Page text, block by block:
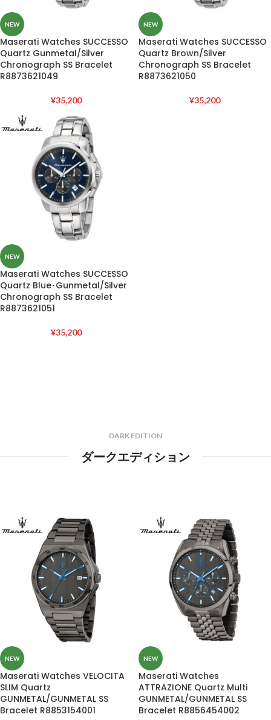
NEW
Maserati Watches SUCCESSO
Quartz Gunmetal/Silver
Chronograph SS Bracelet
R8873621049
¥35,200
NEW
Maserati Watches SUCCESSO
Quartz Brown/Silver
Chronograph SS Bracelet
R8873621050
¥35,200
NEW
Maserati Watches SUCCESSO
Quartz Blue･Gunmetal/Silver
Chronograph SS Bracelet
R8873621051
¥35,200
DARK EDITION
ダークエディション
NEW
Maserati Watches VELOCITA
SLIM Quartz
GUNMETAL/GUNMETAL SS
Bracelet R8853154001
NEW
Maserati Watches
ATTRAZIONE Quartz Multi
GUNMETAL/GUNMETAL SS
Bracelet R8856454002